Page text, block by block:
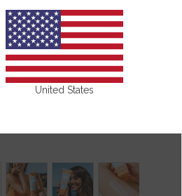
United States